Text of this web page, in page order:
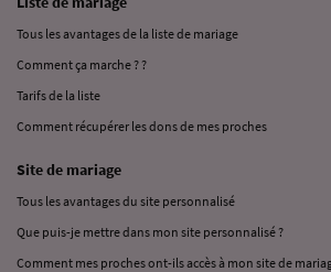
Tous les avantages de la liste de mariage
Comment ça marche ? ?
Tarifs de la liste
Comment récupérer les dons de mes proches
Site de mariage
Tous les avantages du site personnalisé
Que puis-je mettre dans mon site personnalisé ?
Comment mes proches ont-ils accès à mon site de